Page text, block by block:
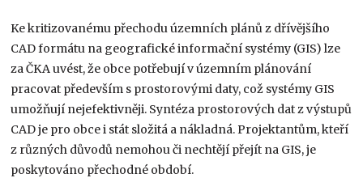
Ke kritizovanému přechodu územních plánů z dřívějšího
CAD formátu na geografické informační systémy (GIS) lze
za ČKA uvést, že obce potřebují v územním plánování
pracovat především s prostorovými daty, což systémy GIS
umožňují nejefektivněji. Syntéza prostorových dat z výstupů
CAD je pro obce i stát složitá a nákladná. Projektantům, kteří
z různých důvodů nemohou či nechtějí přejít na GIS, je
poskytováno přechodné období.